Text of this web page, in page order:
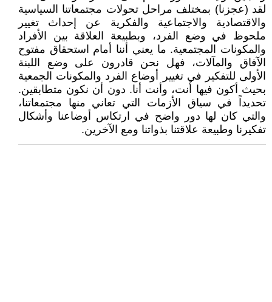
لقد (عجزنا) بمختلف مراحل تحولات مجتمعاتنا السياسية
والاقتصادية والاجتماعية والفكرية عن إحداث تغيير
ملحوظ في وضع الفرد، وبطبيعة العلاقة بين الأفراد
والمكونات المجتمعية. ما يعني أننا أمام استحقاق مفتوح
الآفاق والمآلات، فهل نحن قادرون على وضع اللبنة
الأولى للتفكير في تغيير أوضاع الفرد والمكونات الجمعية
بحيث أكون فيها أنت، وأنت أنا. دون أن نكون متطابقين.
تحديداً في سياق الأزمات التي تعاني منها مجتمعاتنا،
والتي كان لها دور واضح في ارتكاس أوضاعنا وأشكال
تفكيرنا وطبيعة علاقتنا بذواتنا ومع الآخرين.